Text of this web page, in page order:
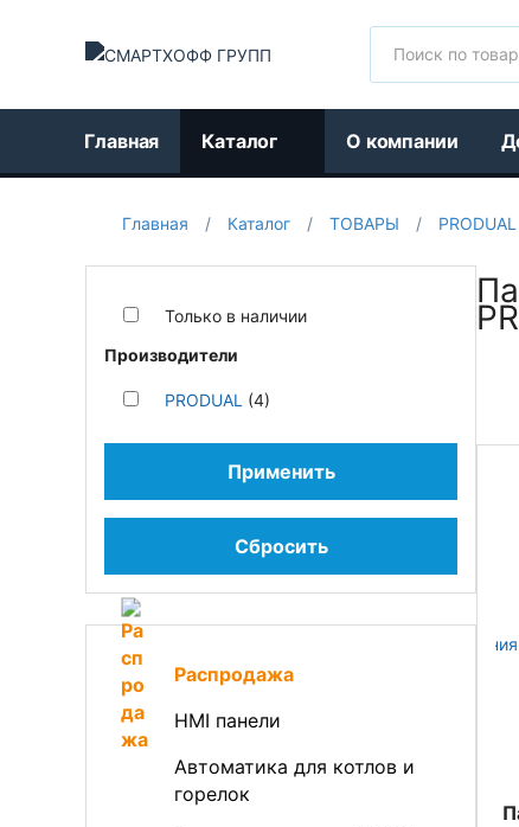
Главная Каталог О компании
Главная / Каталог / ТОВАРЫ / PRODUAL
Только в наличии
Производители
PRODUAL (4)
Применить
Сбросить
Распродажа
HMI панели
Автоматика для котлов и
горелок